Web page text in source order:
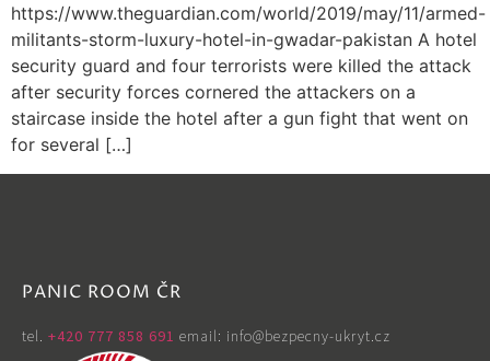
https://www.theguardian.com/world/2019/may/11/armed-
militants-storm-luxury-hotel-in-gwadar-pakistan A hotel
security guard and four terrorists were killed the attack
after security forces cornered the attackers on a
staircase inside the hotel after a gun fight that went on
for several […]
PANIC ROOM ČR
tel. ‭ +420 777 858 691 email: info@bezpecny-ukryt.cz